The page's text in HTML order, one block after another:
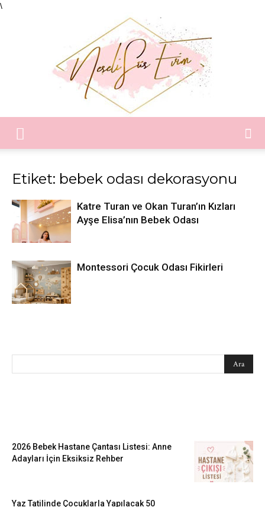
\
Etiket: bebek odası dekorasyonu
Katre Turan ve Okan Turan’ın Kızları
Ayşe Elisa’nın Bebek Odası
Montessori Çocuk Odası Fikirleri
2026 Bebek Hastane Çantası Listesi: Anne
Adayları İçin Eksiksiz Rehber
Yaz Tatilinde Çocuklarla Yapılacak 50